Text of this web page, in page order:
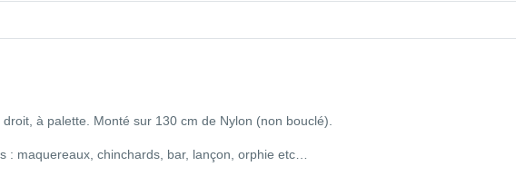
à palette. Monté sur 130 cm de Nylon (non bouclé).
: maquereaux, chinchards, bar, lançon, orphie etc…